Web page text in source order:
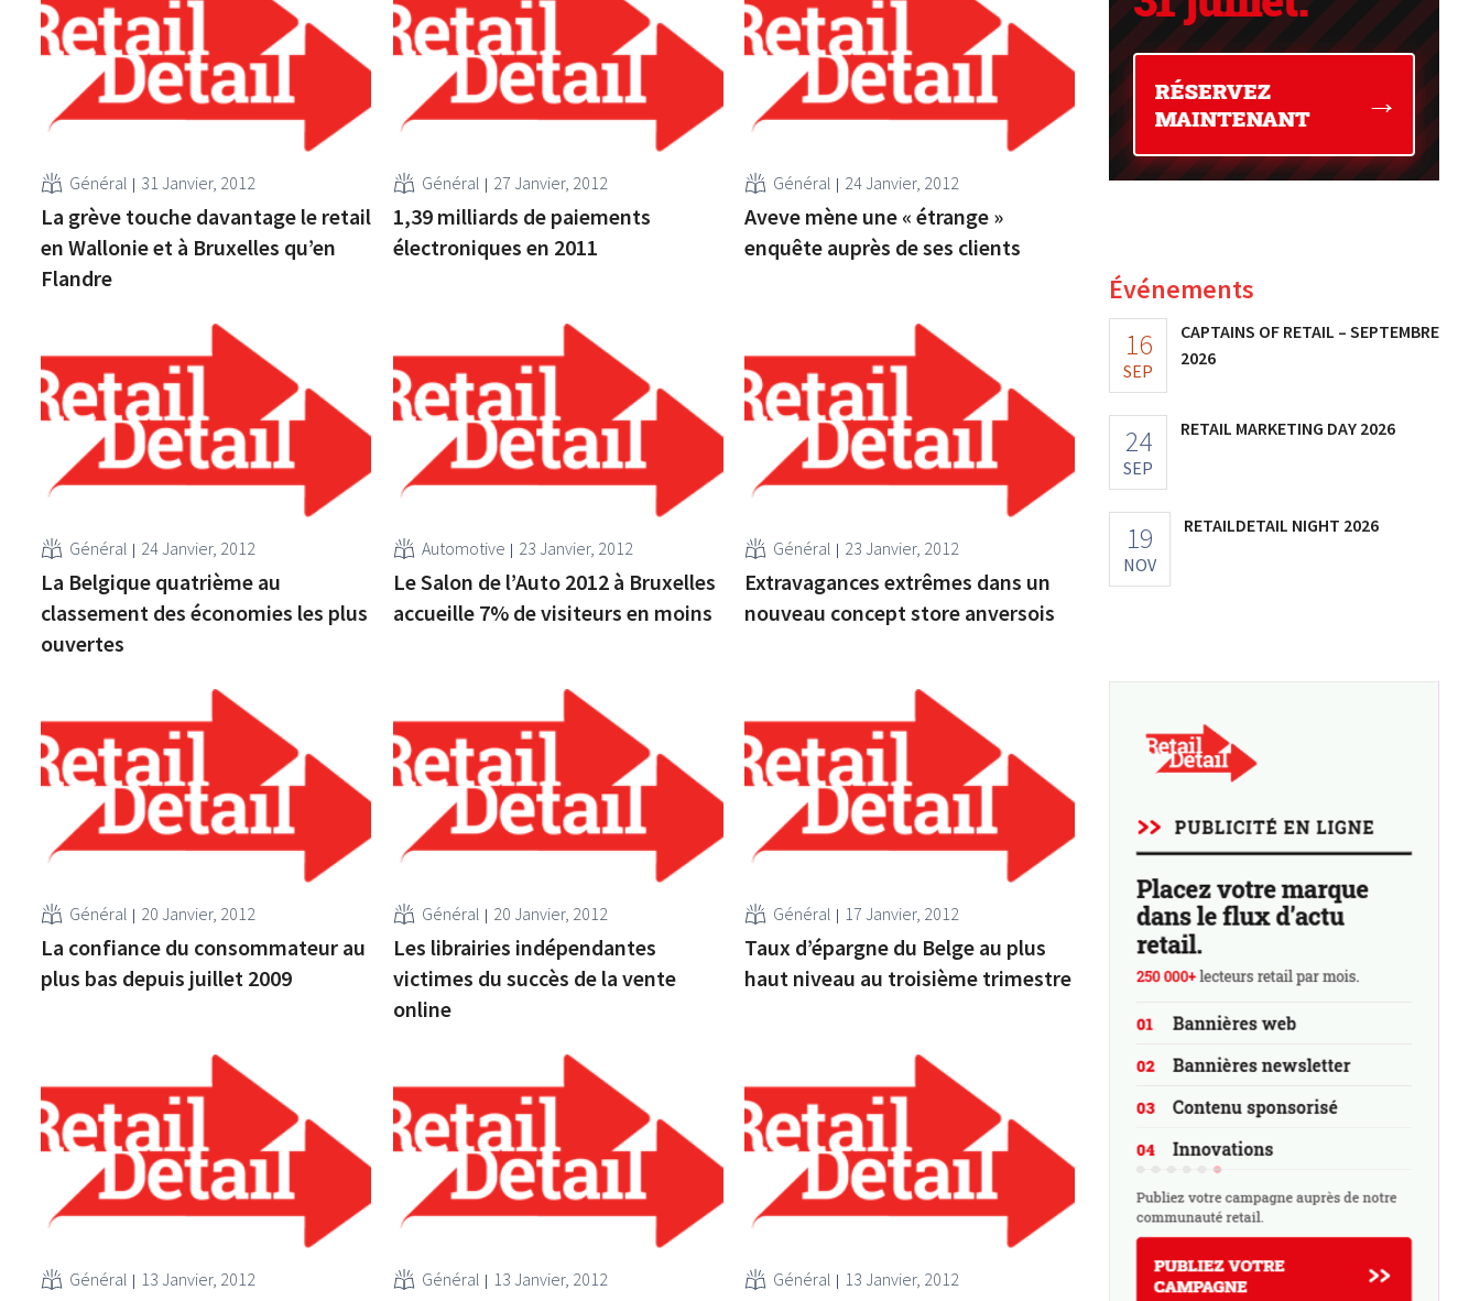
Général 31 Janvier, 2012
La grève touche davantage le retail
en Wallonie et à Bruxelles qu’en
Flandre
Général 27 Janvier, 2012
1,39 milliards de paiements
électroniques en 2011
Général 24 Janvier, 2012
Aveve mène une « étrange »
enquête auprès de ses clients
Général 24 Janvier, 2012
La Belgique quatrième au
classement des économies les plus
ouvertes
Automotive 23 Janvier, 2012
Le Salon de l’Auto 2012 à Bruxelles
accueille 7% de visiteurs en moins
Général 23 Janvier, 2012
Extravagances extrêmes dans un
nouveau concept store anversois
Général 20 Janvier, 2012
La confiance du consommateur au
plus bas depuis juillet 2009
Général 20 Janvier, 2012
Les librairies indépendantes
victimes du succès de la vente
online
Général 17 Janvier, 2012
Taux d’épargne du Belge au plus
haut niveau au troisième trimestre
Général 13 Janvier, 2012 Général 13 Janvier, 2012 Général 13 Janvier, 2012
Événements
16
SEP
CAPTAINS OF RETAIL – SEPTEMBRE
2026
24
SEP
RETAIL MARKETING DAY 2026
19
NOV
RETAILDETAIL NIGHT 2026